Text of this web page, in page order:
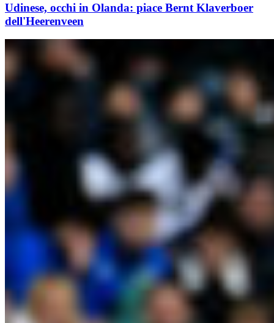
Udinese, occhi in Olanda: piace Bernt Klaverboer
dell'Heerenveen